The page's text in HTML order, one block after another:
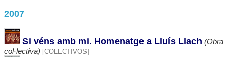
2007
Si véns amb mi. Homenatge a Lluís Llach (Obra
col·lectiva)
[COLECTIVOS]